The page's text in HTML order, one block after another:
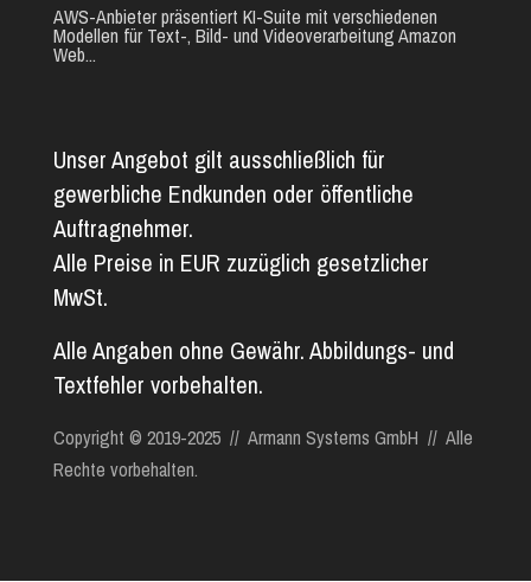
AWS-Anbieter präsentiert KI-Suite mit verschiedenen
Modellen für Text-, Bild- und Videoverarbeitung Amazon
Web...
Unser Angebot gilt ausschließlich für
gewerbliche Endkunden oder öffentliche
Auftragnehmer.
Alle Preise in EUR zuzüglich gesetzlicher
MwSt.
Alle Angaben ohne Gewähr. Abbildungs- und
Textfehler vorbehalten.
Copyright © 2019-2025 // Armann Systems GmbH // Alle
Rechte vorbehalten.